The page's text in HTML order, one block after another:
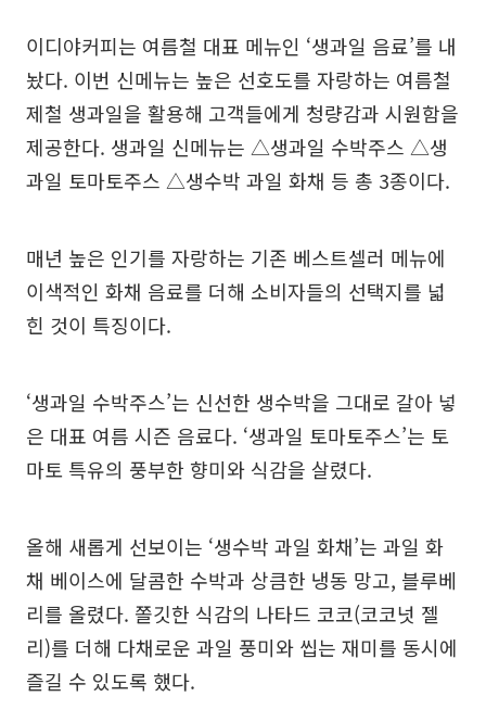
이디야커피는 여름철 대표 메뉴인 ‘생과일 음료’를 내
놨다. 이번 신메뉴는 높은 선호도를 자랑하는 여름철
제철 생과일을 활용해 고객들에게 청량감과 시원함을
제공한다. 생과일 신메뉴는 △생과일 수박주스 △생
과일 토마토주스 △생수박 과일 화채 등 총 3종이다.
매년 높은 인기를 자랑하는 기존 베스트셀러 메뉴에
이색적인 화채 음료를 더해 소비자들의 선택지를 넓
힌 것이 특징이다.
‘생과일 수박주스’는 신선한 생수박을 그대로 갈아 넣
은 대표 여름 시즌 음료다. ‘생과일 토마토주스’는 토
마토 특유의 풍부한 향미와 식감을 살렸다.
올해 새롭게 선보이는 ‘생수박 과일 화채’는 과일 화
채 베이스에 달콤한 수박과 상큼한 냉동 망고, 블루베
리를 올렸다. 쫄깃한 식감의 나타드 코코(코코넛 젤
리)를 더해 다채로운 과일 풍미와 씹는 재미를 동시에
즐길 수 있도록 했다.